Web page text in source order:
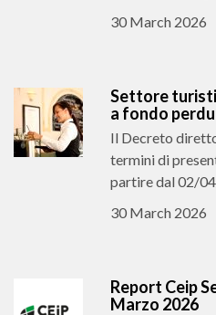
30 March 2026
Settore
a fondo
Il Decreto
termini di
partire dal 02/
30 March 2026
Report Ceip
Marzo 2026